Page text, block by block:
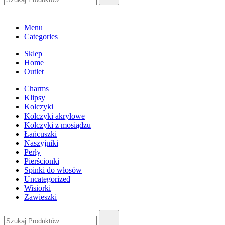
Menu
Categories
Sklep
Home
Outlet
Charms
Klipsy
Kolczyki
Kolczyki akrylowe
Kolczyki z mosiądzu
Łańcuszki
Naszyjniki
Perły
Pierścionki
Spinki do włosów
Uncategorized
Wisiorki
Zawieszki